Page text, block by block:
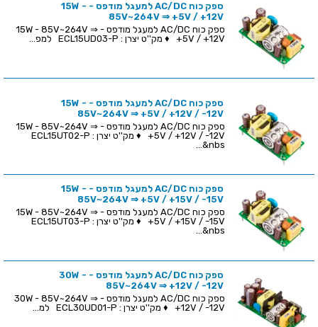
ספק כוח AC/DC למעגל מודפס - 15W -
85V~264V ⇒ +5V / +12V
ספק כוח AC/DC למעגל מודפס - 15W - 85V~264V ⇒
+5V / +12V ♦ מק''ט יצרן : ECL15UD03-P למפ...
ספק כוח AC/DC למעגל מודפס - 15W -
85V~264V ⇒ +5V / +12V / -12V
ספק כוח AC/DC למעגל מודפס - 15W - 85V~264V ⇒
+5V / +12V / -12V ♦ מק''ט יצרן : ECL15UT02-P
&nbs...
ספק כוח AC/DC למעגל מודפס - 15W -
85V~264V ⇒ +5V / +15V / -15V
ספק כוח AC/DC למעגל מודפס - 15W - 85V~264V ⇒
+5V / +15V / -15V ♦ מק''ט יצרן : ECL15UT03-P
&nbs...
ספק כוח AC/DC למעגל מודפס - 30W -
85V~264V ⇒ +12V / -12V
ספק כוח AC/DC למעגל מודפס - 30W - 85V~264V ⇒
+12V / -12V ♦ מק''ט יצרן : ECL30UD01-P למ...